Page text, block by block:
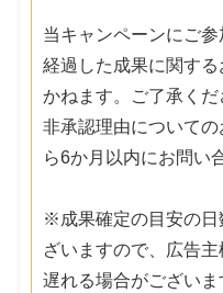
当キャンペーンにご
経過した成果に関す
かねます。ご了承くだ
非承認理由について
ら6か月以内にお問い
※成果確定の目安の日
ざいますので、広告
遅れる場合がございま